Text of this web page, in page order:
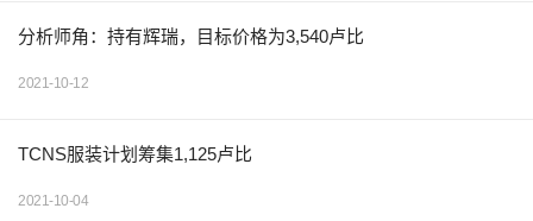
分析师角：持有辉瑞，目标价格为3,540卢比
2021-10-12
TCNS服装计划筹集1,125卢比
2021-10-04